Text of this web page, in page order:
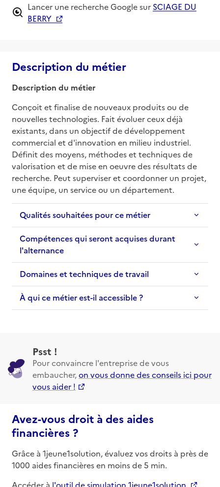
Lancer une recherche Google sur SCIAGE DU
BERRY
Description du métier
Description du métier
Conçoit et finalise de nouveaux produits ou de
nouvelles technologies. Fait évoluer ceux déjà
existants, dans un objectif de développement
commercial et d'innovation en milieu industriel.
Définit des moyens, méthodes et techniques de
valorisation et de mise en oeuvre des résultats de
recherche. Peut superviser et coordonner un projet,
une équipe, un service ou un département.
Qualités souhaitées pour ce métier
Compétences qui seront acquises durant
l'alternance
Domaines et techniques de travail
À qui ce métier est-il accessible ?
Psst !
Pour convaincre l'entreprise de vous
embaucher,on vous donne des conseils ici pour
vous aider !
Avez-vous droit à des aides
financières ?
Grâce à 1jeune1solution, évaluez vos droits à près de
1000 aides financières en moins de 5 min.
Accéder à l'outil de simulation 1jeune1solution